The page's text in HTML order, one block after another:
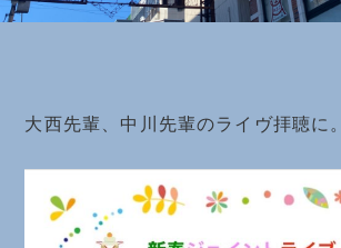
大西先輩、中川先輩のライヴ拝聴に。